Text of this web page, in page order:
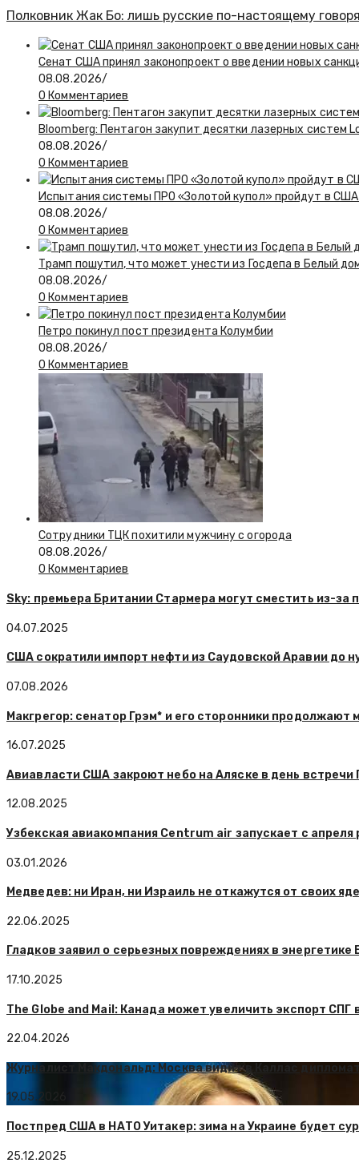
Полковник Жак Бо: лишь русские по-настоящему
Сенат США принял законопроект о введении новых
08.08.2026/
0 Комментариев
Bloomberg: Пентагон закупит десятки лазерных систем
08.08.2026/
0 Комментариев
Испытания системы ПРО «Золотой купол» пройдут в
08.08.2026/
0 Комментариев
Трамп пошутил, что может унести из Госдепа в Белый
08.08.2026/
0 Комментариев
Петро покинул пост президента Колумбии
08.08.2026/
0 Комментариев
Сотрудники ТЦК похитили мужчину с огорода
08.08.2026/
0 Комментариев
Sky: премьера Британии Стармера могут сместить из-за
04.07.2025
США сократили импорт нефти из Саудовской Аравии до
07.08.2026
Макгрегор: сенатор Грэм* и его сторонники продолжают
16.07.2025
Авиавласти США закроют небо на Аляске в день встречи
12.08.2025
Узбекская авиакомпания Centrum air запускает с
03.01.2026
Медведев: ни Иран, ни Израиль не откажутся от своих
22.06.2025
Гладков заявил о серьезных повреждениях в
17.10.2025
The Globe and Mail: Канада может увеличить экспорт СПГ
22.04.2026
Журналист Макдональд: Москва видит в Каллас
19.05.2026
Постпред США в НАТО Уитакер: зима на Украине будет
25.12.2025